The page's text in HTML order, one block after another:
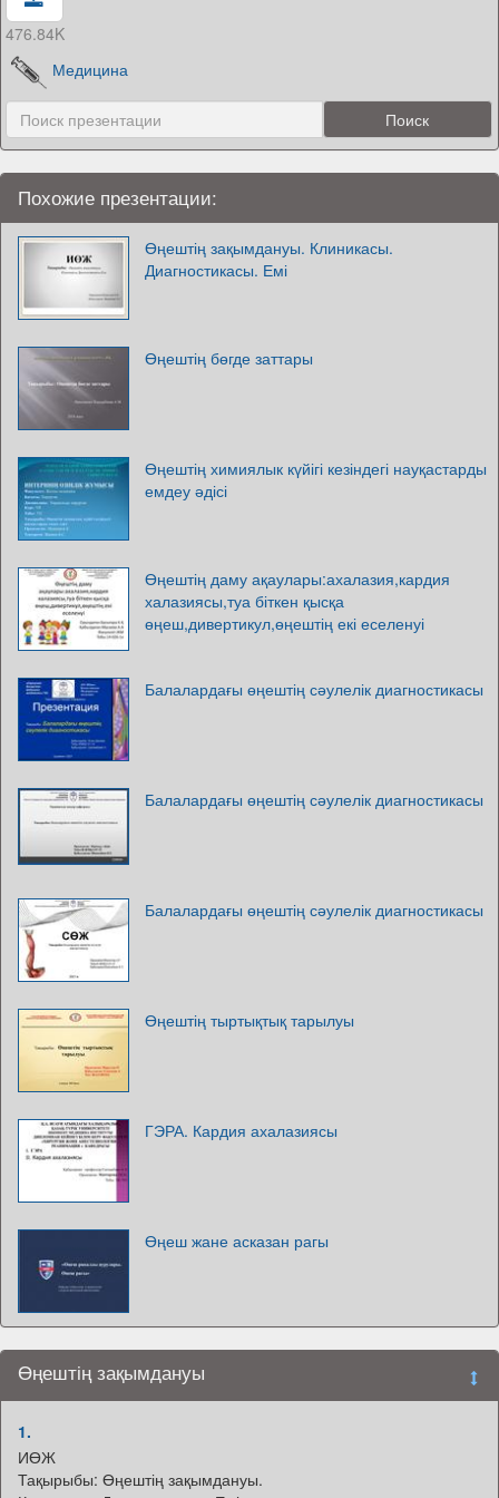
476.84K
Медицина
Похожие презентации:
Өңештің зақымдануы. Клиникасы.
Диагностикасы. Емі
Өңештің бөгде заттары
Өңештің химиялык күйігі кезіндегі науқастарды
емдеу әдісі
Өңештің даму ақаулары:ахалазия,кардия
халазиясы,туа біткен қысқа
өңеш,дивертикул,өңештің екі еселенуі
Балалардағы өңештің сәулелік диагностикасы
Балалардағы өңештің сәулелік диагностикасы
Балалардағы өңештің сәулелік диагностикасы
Өңештің тыртықтық тарылуы
ГЭРА. Кардия ахалазиясы
Өңеш жане асказан рагы
Өңештің зақымдануы
1.
ИӨЖ
Тақырыбы: Өңештің зақымдануы.